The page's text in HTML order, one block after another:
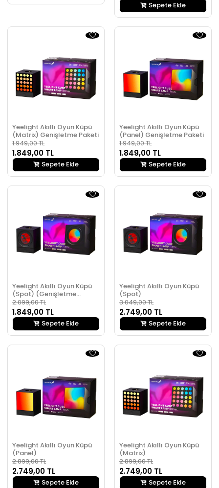
Sepete Ekle
Yeelight Akıllı Oyun Küpü
(Matrix) Genişletme Paketi
1.949,00 TL
1.849,00 TL
Sepete Ekle
Yeelight Akıllı Oyun Küpü
(Panel) Genişletme Paketi
1.949,00 TL
1.849,00 TL
Sepete Ekle
Yeelight Akıllı Oyun Küpü
(Spot) (Genişletme
Paketi)
2.099,00 TL
1.849,00 TL
Sepete Ekle
Yeelight Akıllı Oyun Küpü
(Spot)
3.049,00 TL
2.749,00 TL
Sepete Ekle
Yeelight Akıllı Oyun Küpü
(Panel)
2.899,00 TL
2.749,00 TL
Sepete Ekle
Yeelight Akıllı Oyun Küpü
(Matrix)
2.899,00 TL
2.749,00 TL
Sepete Ekle